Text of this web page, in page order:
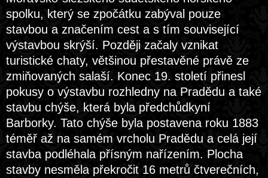
spolku, který se zpočátku zabýval pouze
stavbou a značením cest a s tím související
výstavbou skrýší. Později začaly vznikat
turistické chaty, většinou přestavěné právě ze
zmiňovaných salaší. Konec 19. století přinesl
pokusy o výstavbu rozhledny na Pradědu a také
stavbu chýše, která byla předchůdkyní
Barborky. Tato chýše byla postavena roku 1883
téměř až na samém vrcholu Pradědu a celá její
stavba podléhala přísným nařízením. Plocha
stavby nesměla překročit 16 metrů čtverečních,